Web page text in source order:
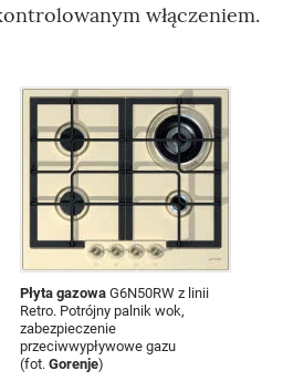
włączeniem.
Płyta gazowaG6N50RW z linii
Retro. Potrójny palnik wok,
zabezpieczenie
przeciwwypływowe gazu
(fot. Gorenje)